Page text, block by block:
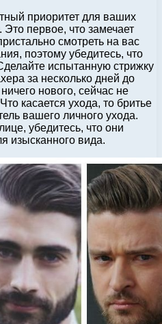
приоритет для ваших
первое, что замечает
смотреть на вас
поэтому убедитесь, что
испытанную стрижку
за несколько дней до
нового, сейчас не
касается ухода, то бритье
вашего личного ухода.
убедитесь, что они
изысканного вида.